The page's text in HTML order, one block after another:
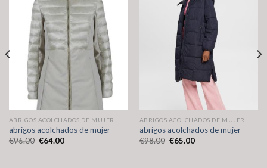
ABRIGOS ACOLCHADOS DE MUJER
abrigos acolchados de mujer
€96.00 €64.00
ABRIGOS ACOLCHADOS DE MUJER
abrigos acolchados de mujer
€98.00 €65.00